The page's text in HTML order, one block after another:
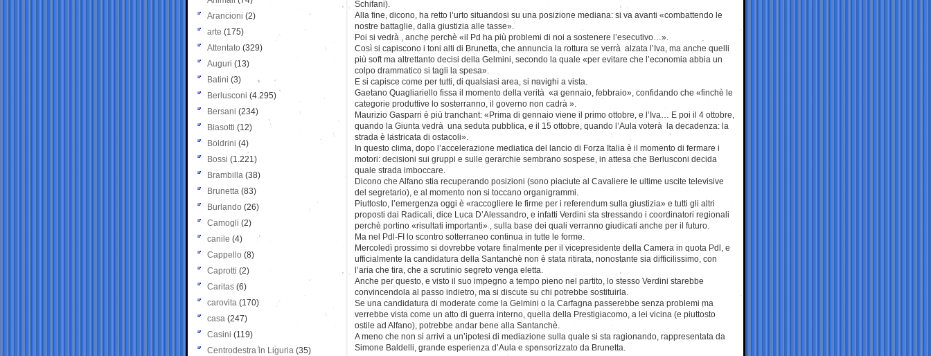
Schifani).
Alla fine, dicono, ha retto l’urto situandosi su una posizione mediana: si va avanti «combattendo le
nostre battaglie, dalla giustizia alle tasse».
Poi si vedrà , anche perchè «il Pd ha più problemi di noi a sostenere l’esecutivo…».
Così si capiscono i toni alti di Brunetta, che annuncia la rottura se verrà alzata l’Iva, ma anche quelli
più soft ma altrettanto decisi della Gelmini, secondo la quale «per evitare che l’economia abbia un
colpo drammatico si tagli la spesa».
E si capisce come per tutti, di qualsiasi area, si navighi a vista.
Gaetano Quagliariello fissa il momento della verità «a gennaio, febbraio», confidando che «finchè le
categorie produttive lo sosterranno, il governo non cadrà ».
Maurizio Gasparri è più tranchant: «Prima di gennaio viene il primo ottobre, e l’Iva… E poi il 4 ottobre,
quando la Giunta vedrà una seduta pubblica, e il 15 ottobre, quando l’Aula voterà la decadenza: la
strada è lastricata di ostacoli».
In questo clima, dopo l’accelerazione mediatica del lancio di Forza Italia è il momento di fermare i
motori: decisioni sui gruppi e sulle gerarchie sembrano sospese, in attesa che Berlusconi decida
quale strada imboccare.
Dicono che Alfano stia recuperando posizioni (sono piaciute al Cavaliere le ultime uscite televisive
del segretario), e al momento non si toccano organigrammi.
Piuttosto, l’emergenza oggi è «raccogliere le firme per i referendum sulla giustizia» e tutti gli altri
proposti dai Radicali, dice Luca D’Alessandro, e infatti Verdini sta stressando i coordinatori regionali
perchè portino «risultati importanti» , sulla base dei quali verranno giudicati anche per il futuro.
Ma nel Pdl-FI lo scontro sotterraneo continua in tutte le forme.
Mercoledì prossimo si dovrebbe votare finalmente per il vicepresidente della Camera in quota Pdl, e
ufficialmente la candidatura della Santanchè non è stata ritirata, nonostante sia difficilissimo, con
l’aria che tira, che a scrutinio segreto venga eletta.
Anche per questo, e visto il suo impegno a tempo pieno nel partito, lo stesso Verdini starebbe
convincendola al passo indietro, ma si discute su chi potrebbe sostituirla.
Se una candidatura di moderate come la Gelmini o la Carfagna passerebbe senza problemi ma
verrebbe vista come un atto di guerra interno, quella della Prestigiacomo, a lei vicina (e piuttosto
ostile ad Alfano), potrebbe andar bene alla Santanchè.
A meno che non si arrivi a un’ipotesi di mediazione sulla quale si sta ragionando, rappresentata da
Simone Baldelli, grande esperienza d’Aula e sponsorizzato da Brunetta.
Arancioni (2)
arte (175)
Attentato (329)
Auguri (13)
Batini (3)
Berlusconi (4.295)
Bersani (234)
Biasotti (12)
Boldrini (4)
Bossi (1.221)
Brambilla (38)
Brunetta (83)
Burlando (26)
Camogli (2)
canile (4)
Cappello (8)
Caprotti (2)
Caritas (6)
carovita (170)
casa (247)
Casini (119)
Centrodestra in Liguria (35)